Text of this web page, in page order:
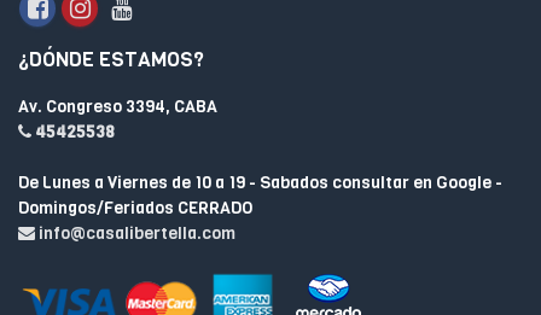
¿DÓNDE ESTAMOS?
Av. Congreso 3394, CABA
45425538
De Lunes a Viernes de 10 a 19 - Sabados consultar en Google -
Domingos/Feriados CERRADO
info@casalibertella.com